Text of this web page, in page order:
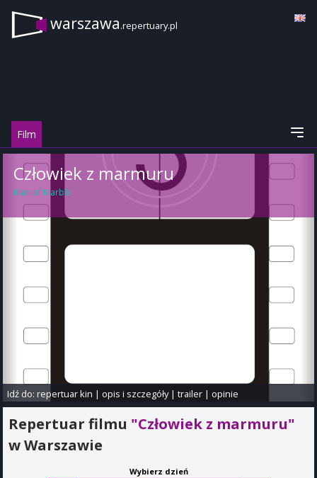
warszawa.repertuary.pl
Film
Człowiek z marmuru
Man of Marble
Idź do:repertuar kin |opis i szczegóły|trailer |opinie
Repertuar filmu "Człowiek z marmuru"
w Warszawie
Wybierz dzień